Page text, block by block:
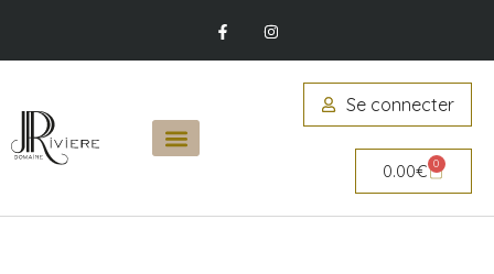
Se connecter
0.00€ 0